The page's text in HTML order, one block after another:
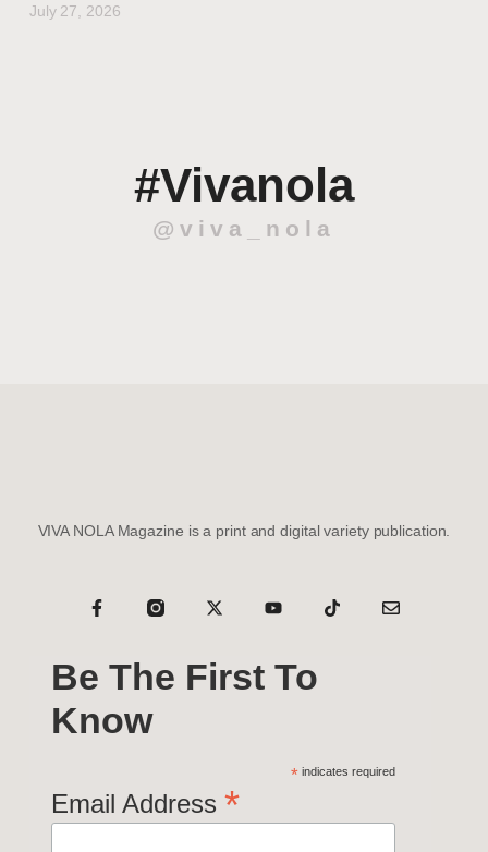
July 27, 2026
#Vivanola
@viva_nola
VIVA NOLA Magazine is a print and digital variety publication.
Be The First To
Know
* indicates required
Email Address *